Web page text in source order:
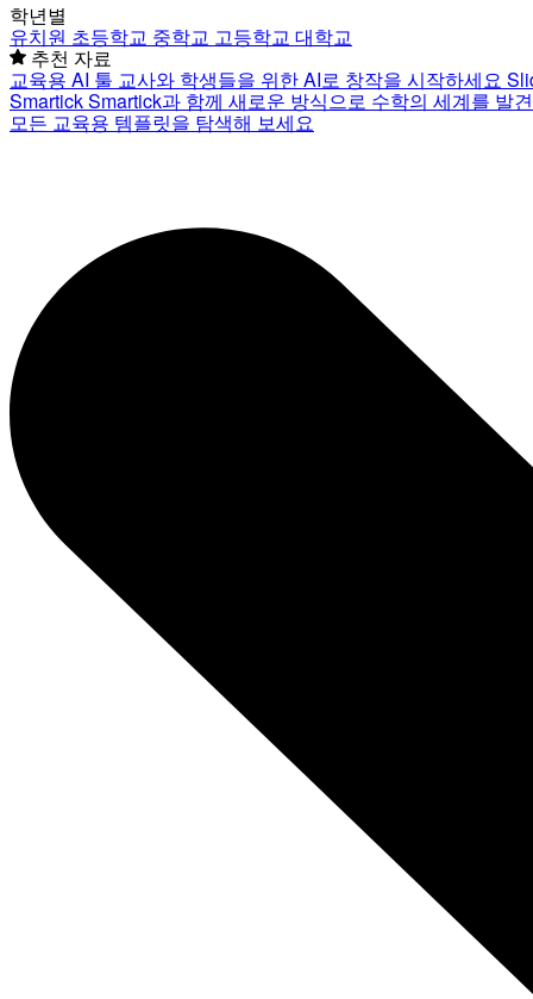
학년별
유치원 초등학교 중학교 고등학교 대학교
추천 자료
교육용 AI 툴 교사와 학생들을 위한 AI로 창작을 시작하세요
SmartickSmartick과 함께 새로운 방식으로 수학의 세계를 발
모든 교육용 템플릿을 탐색해 보세요